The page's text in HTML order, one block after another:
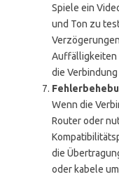
Spiele ein
und Ton zu
Auffälligkeiten
die
Wenn die
Router oder
die
oder kabele